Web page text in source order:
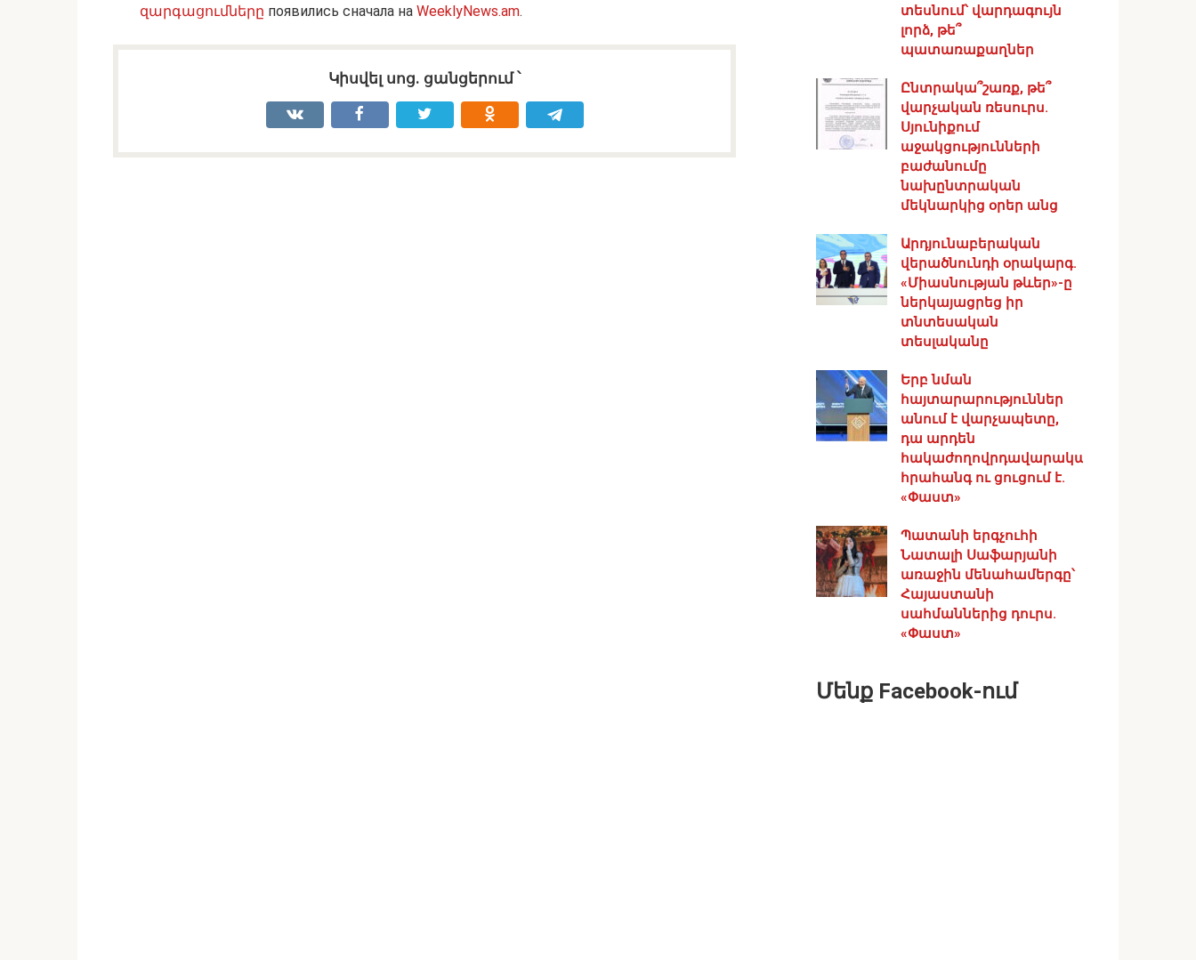
զարգացումները появились сначала на WeeklyNews.am.
Կիսվել սոց․ ցանցերում ՝
տեսնում՝ վարդագույն
լորձ, թե՞
պատառաքաղներ
Ընտրակա՞շառք, թե՞
վարչական ռեսուրս․
Սյունիքում
աջակցությունների
բաժանումը
նախընտրական
մեկնարկից օրեր անց
Արդյունաբերական
վերածնունդի օրակարգ․
«Միասնության թևեր»-ը
ներկայացրեց իր
տնտեսական
տեսլականը
Երբ նման
հայտարարություններ
անում է վարչապետը,
դա արդեն
հակաժողովրդավարական
հրահանգ ու ցուցում է.
«Փաստ»
Պատանի երգչուհի
Նատալի Սաֆարյանի
առաջին մենահամերգը՝
Հայաստանի
սահմաններից դուրս.
«Փաստ»
Մենք Facebook-ում